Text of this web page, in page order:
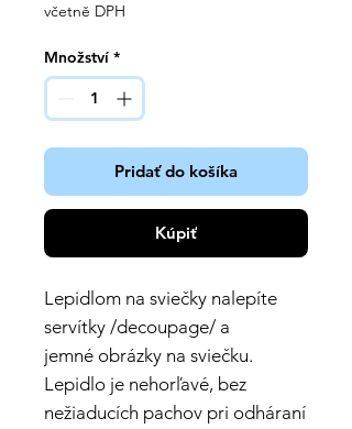
včetně DPH
Množství *
Pridať do košíka
Kúpiť
Lepidlom na sviečky nalepíte
servítky /decoupage/ a
jemné obrázky na sviečku.
Lepidlo je nehorľavé, bez
nežiaducích pachov pri odháraní